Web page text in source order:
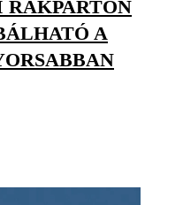
RAKPARTON
A